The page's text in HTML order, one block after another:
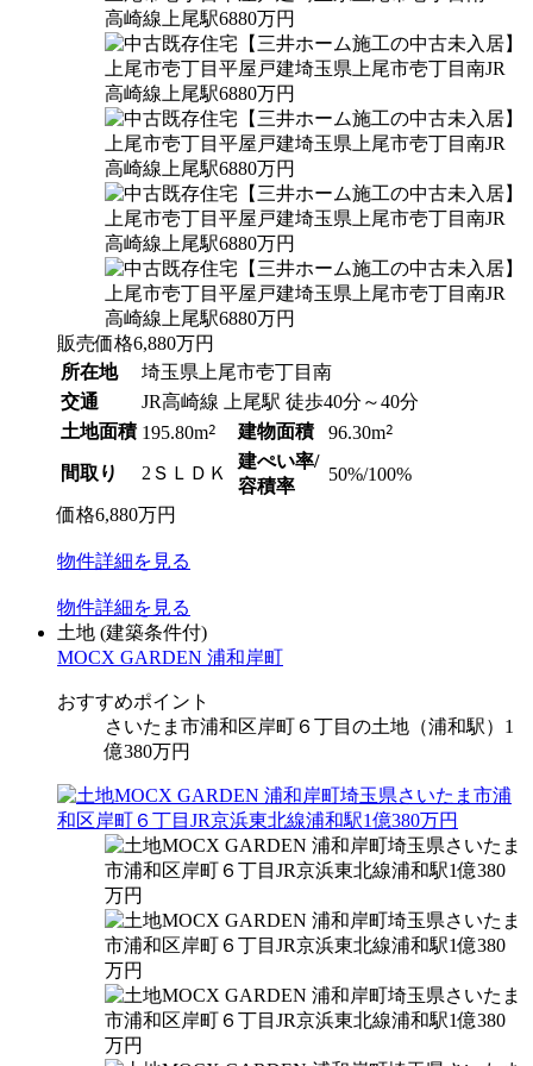
販売価格6,880万円
所在地
埼玉県上尾市壱丁目南
交通
JR高崎線 上尾駅 徒歩40分～40分
土地面積 195.80m2 建物面積 96.30m2
間取り 2ＳＬＤＫ
建ぺい率/
容積率
50%/100%
価格6,880万円
物件詳細を見る
物件詳細を見る
土地 (建築条件付)
MOCX GARDEN 浦和岸町
おすすめポイント
さいたま市浦和区岸町６丁目の土地（浦和駅）1
億380万円